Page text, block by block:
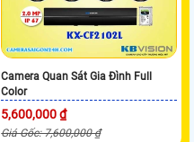
Camera Quan Sát Gia Đình Full
Color
5,600,000 ₫
Giá Gốc: 7,600,000 ₫